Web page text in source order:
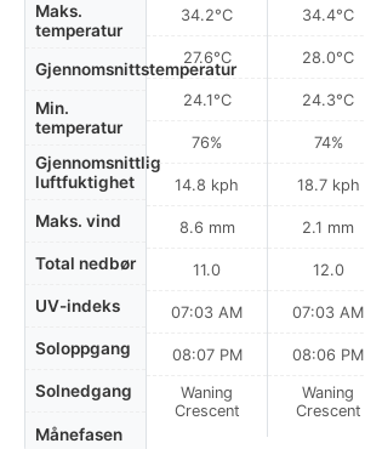
Maks.
temperatur
Gjennomsnittstemperatur
Min.
temperatur
Gjennomsnittlig
luftfuktighet
Maks. vind
Total nedbør
UV-indeks
Soloppgang
Solnedgang
Månefasen
34.2°C
27.6°C
24.1°C
76%
14.8 kph
8.6 mm
11.0
07:03 AM
08:07 PM
Waning
Crescent
34.4°C
28.0°C
24.3°C
74%
18.7 kph
2.1 mm
12.0
07:03 AM
08:06 PM
Waning
Crescent